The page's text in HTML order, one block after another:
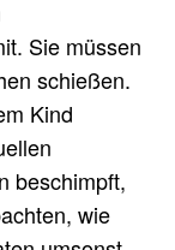
Sie müssen
schießen.
Kind
beschimpft,
wie